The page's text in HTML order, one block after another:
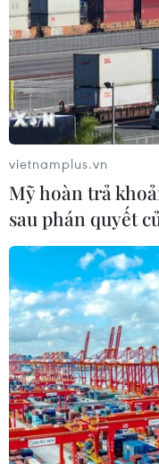
vietnamplus.vn
Mỹ hoàn trả
sau phán quyết